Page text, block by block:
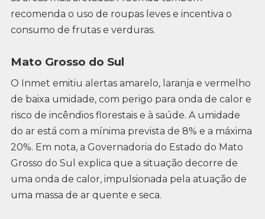
recomenda o uso de roupas leves e incentiva o
consumo de frutas e verduras.
Mato Grosso do Sul
O Inmet emitiu alertas amarelo, laranja e vermelho
de baixa umidade, com perigo para onda de calor e
risco de incêndios florestais e à saúde. A umidade
do ar está com a mínima prevista de 8% e a máxima
20%. Em nota, a Governadoria do Estado do Mato
Grosso do Sul explica que a situação decorre de
uma onda de calor, impulsionada pela atuação de
uma massa de ar quente e seca.